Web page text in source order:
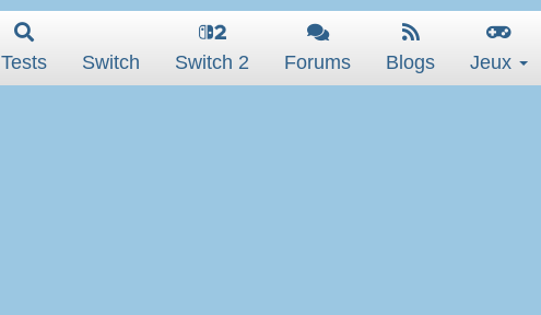
Tests Switch Switch 2 Forums Blogs Jeux